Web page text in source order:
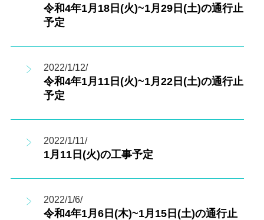
令和4年1月18日(火)~1月29日(土)の通行止
予定
2022/1/12/
令和4年1月11日(火)~1月22日(土)の通行止
予定
2022/1/11/
1月11日(火)の工事予定
2022/1/6/
令和4年1月6日(木)~1月15日(土)の通行止